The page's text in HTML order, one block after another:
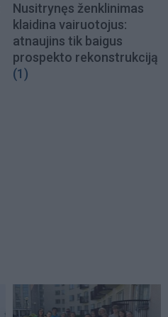
Nusitrynęs ženklinimas
klaidina vairuotojus:
atnaujins tik baigus
prospekto rekonstrukciją
(1)